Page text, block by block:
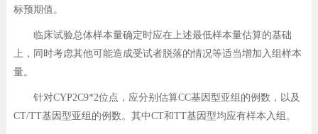
标预期值。
临床试验总体样本量确定时应在上述最低样本量估算的基础
上，同时考虑其他可能造成受试者脱落的情况等适当增加入组样本
量。
针对CYP2C9*2位点，应分别估算CC基因型亚组的例数，以及
CT/TT基因型亚组的例数。其中CT和TT基因型均应有样本入组。